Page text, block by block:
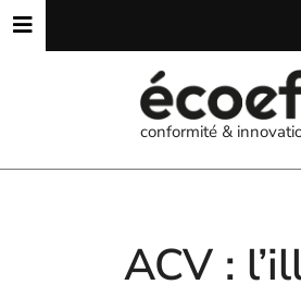
Skip
to
conformité &
ACV :